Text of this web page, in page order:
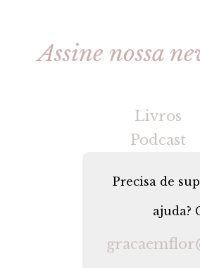
Assine nossa
Livros
Podcast
Precisa de
ajuda?